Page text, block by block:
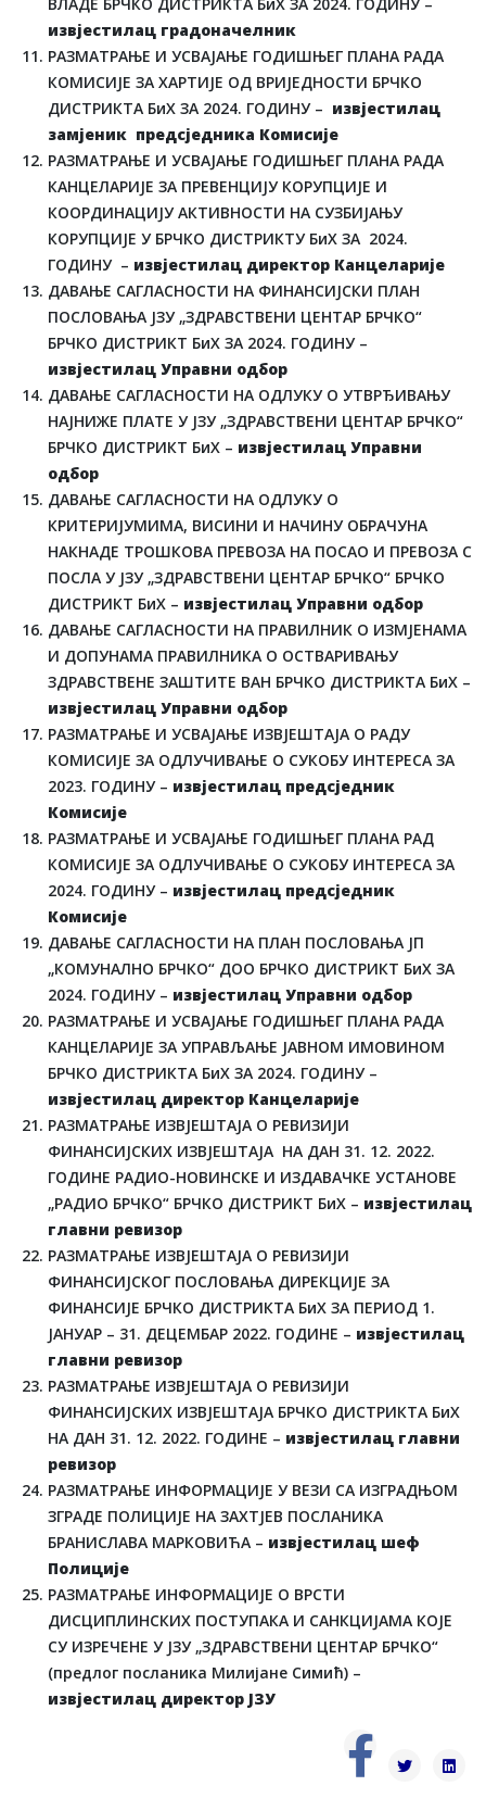
извјестилац градоначелник
РАЗМАТРАЊЕ И УСВАЈАЊЕ ГОДИШЊЕГ ПЛАНА РАДА
КОМИСИЈЕ ЗА ХАРТИЈЕ ОД ВРИЈЕДНОСТИ БРЧКО
ДИСТРИКТА БиХ ЗА 2024. ГОДИНУ – извјестилац
замјеник предсједника Комисије
РАЗМАТРАЊЕ И УСВАЈАЊЕ ГОДИШЊЕГ ПЛАНА РАДА
КАНЦЕЛАРИЈЕ ЗА ПРЕВЕНЦИЈУ КОРУПЦИЈЕ И
КООРДИНАЦИЈУ АКТИВНОСТИ НА СУЗБИЈАЊУ
КОРУПЦИЈЕ У БРЧКО ДИСТРИКТУ БиХ ЗА 2024.
ГОДИНУ – извјестилац директор Канцеларије
ДАВАЊЕ САГЛАСНОСТИ НА ФИНАНСИЈСКИ ПЛАН
ПОСЛОВАЊА ЈЗУ „ЗДРАВСТВЕНИ ЦЕНТАР БРЧКО“
БРЧКО ДИСТРИКТ БиХ ЗА 2024. ГОДИНУ –
извјестилац Управни одбор
ДАВАЊЕ САГЛАСНОСТИ НА ОДЛУКУ О УТВРЂИВАЊУ
НАЈНИЖЕ ПЛАТЕ У ЈЗУ „ЗДРАВСТВЕНИ ЦЕНТАР БРЧКО“
БРЧКО ДИСТРИКТ БиХ – извјестилац Управни
одбор
ДАВАЊЕ САГЛАСНОСТИ НА ОДЛУКУ О
КРИТЕРИЈУМИМА, ВИСИНИ И НАЧИНУ ОБРАЧУНА
НАКНАДЕ ТРОШКОВА ПРЕВОЗА НА ПОСАО И ПРЕВОЗА С
ПОСЛА У ЈЗУ „ЗДРАВСТВЕНИ ЦЕНТАР БРЧКО“ БРЧКО
ДИСТРИКТ БиХ – извјестилац Управни одбор
ДАВАЊЕ САГЛАСНОСТИ НА ПРАВИЛНИК О ИЗМЈЕНАМА
И ДОПУНАМА ПРАВИЛНИКА О ОСТВАРИВАЊУ
ЗДРАВСТВЕНЕ ЗАШТИТЕ ВАН БРЧКО ДИСТРИКТА БиХ –
извјестилац Управни одбор
РАЗМАТРАЊЕ И УСВАЈАЊЕ ИЗВЈЕШТАЈА О РАДУ
КОМИСИЈЕ ЗА ОДЛУЧИВАЊЕ О СУКОБУ ИНТЕРЕСА ЗА
2023. ГОДИНУ – извјестилац предсједник
Комисије
РАЗМАТРАЊЕ И УСВАЈАЊЕ ГОДИШЊЕГ ПЛАНА РАД
КОМИСИЈЕ ЗА ОДЛУЧИВАЊЕ О СУКОБУ ИНТЕРЕСА ЗА
2024. ГОДИНУ – извјестилац предсједник
Комисије
ДАВАЊЕ САГЛАСНОСТИ НА ПЛАН ПОСЛОВАЊА ЈП
„КОМУНАЛНО БРЧКО“ ДОО БРЧКО ДИСТРИКТ БиХ ЗА
2024. ГОДИНУ – извјестилац Управни одбор
РАЗМАТРАЊЕ И УСВАЈАЊЕ ГОДИШЊЕГ ПЛАНА РАДА
КАНЦЕЛАРИЈЕ ЗА УПРАВЉАЊЕ ЈАВНОМ ИМОВИНОМ
БРЧКО ДИСТРИКТА БиХ ЗА 2024. ГОДИНУ –
извјестилац директор Канцеларије
РАЗМАТРАЊЕ ИЗВЈЕШТАЈА О РЕВИЗИЈИ
ФИНАНСИЈСКИХ ИЗВЈЕШТАЈА НА ДАН 31. 12. 2022.
ГОДИНЕ РАДИО-НОВИНСКЕ И ИЗДАВАЧКЕ УСТАНОВЕ
„РАДИО БРЧКО“ БРЧКО ДИСТРИКТ БиХ – извјестилац
главни ревизор
РАЗМАТРАЊЕ ИЗВЈЕШТАЈА О РЕВИЗИЈИ
ФИНАНСИЈСКОГ ПОСЛОВАЊА ДИРЕКЦИЈЕ ЗА
ФИНАНСИЈЕ БРЧКО ДИСТРИКТА БиХ ЗА ПЕРИОД 1.
ЈАНУАР – 31. ДЕЦЕМБАР 2022. ГОДИНЕ – извјестилац
главни ревизор
РАЗМАТРАЊЕ ИЗВЈЕШТАЈА О РЕВИЗИЈИ
ФИНАНСИЈСКИХ ИЗВЈЕШТАЈА БРЧКО ДИСТРИКТА БиХ
НА ДАН 31. 12. 2022. ГОДИНЕ – извјестилац главни
ревизор
РАЗМАТРАЊЕ ИНФОРМАЦИЈЕ У ВЕЗИ СА ИЗГРАДЊОМ
ЗГРАДЕ ПОЛИЦИЈЕ НА ЗАХТЈЕВ ПОСЛАНИКА
БРАНИСЛАВА МАРКОВИЋА – извјестилац шеф
Полиције
РАЗМАТРАЊЕ ИНФОРМАЦИЈЕ О ВРСТИ
ДИСЦИПЛИНСКИХ ПОСТУПАКА И САНКЦИЈАМА КОЈЕ
СУ ИЗРЕЧЕНЕ У ЈЗУ „ЗДРАВСТВЕНИ ЦЕНТАР БРЧКО“
(предлог посланика Милијане Симић) –
извјестилац директор ЈЗУ